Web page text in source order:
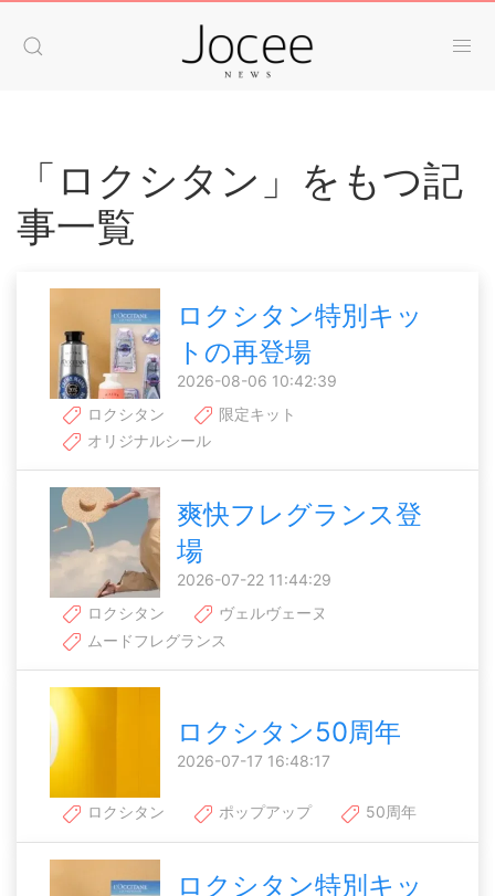
「ロクシタン」をもつ記
事一覧
ロクシタン特別キッ
トの再登場
2026-08-06 10:42:39
ロクシタン
限定キット
オリジナルシール
爽快フレグランス登
場
2026-07-22 11:44:29
ロクシタン
ヴェルヴェーヌ
ムードフレグランス
ロクシタン50周年
2026-07-17 16:48:17
ロクシタン ポップアップ 50周年
ロクシタン特別キッ